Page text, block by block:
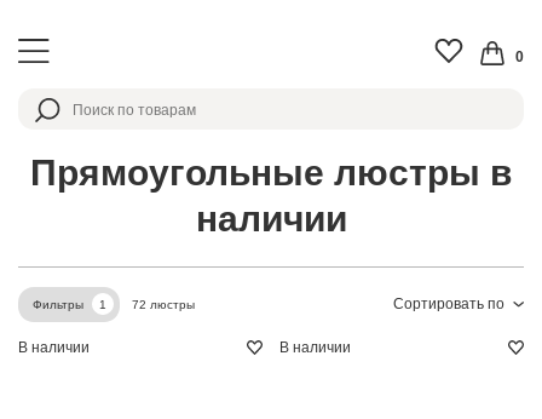
0
Прямоугольные люстры в
наличии
Сортировать по
Фильтры 1 72 люстры
В наличии В наличии